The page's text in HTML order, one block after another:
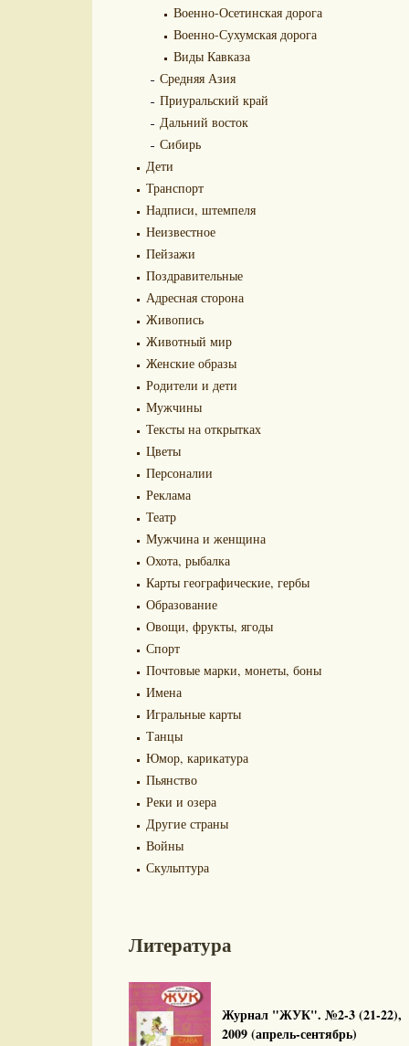
Военно-Осетинская дорога
Военно-Сухумская дорога
Виды Кавказа
Средняя Азия
Приуральский край
Дальний восток
Сибирь
Дети
Транспорт
Надписи, штемпеля
Неизвестное
Пейзажи
Поздравительные
Адресная сторона
Живопись
Животный мир
Женские образы
Родители и дети
Мужчины
Тексты на открытках
Цветы
Персоналии
Реклама
Театр
Мужчина и женщина
Охота, рыбалка
Карты географические, гербы
Образование
Овощи, фрукты, ягоды
Спорт
Почтовые марки, монеты, боны
Имена
Игральные карты
Танцы
Юмор, карикатура
Пьянство
Реки и озера
Другие страны
Войны
Скульптура
Литература
Журнал "ЖУК". №2-3 (21-22),
2009 (апрель-сентябрь)